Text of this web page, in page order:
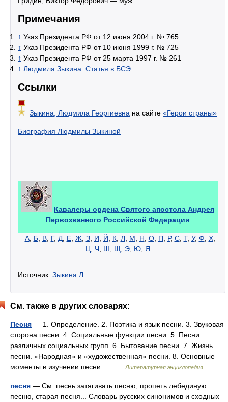
Примечания
↑ Указ Президента РФ от 12 июня 2004 г. № 765
↑ Указ Президента РФ от 10 июня 1999 г. № 725
↑ Указ Президента РФ от 25 марта 1997 г. № 261
↑ Людмила Зыкина. Статья в БСЭ
Ссылки
Зыкина, Людмила Георгиевна на сайте «Герои страны»
Биография Людмилы Зыкиной
Кавалеры ордена Святого апостола Андрея
Первозванного Российской Федерации
А, Б, В, Г, Д, Е, Ж, З, И Й К, Л М Н О, П Р, С, Т, У, Ф Х,
Ц
Ч Ш Щ Э Ю Я
Источник: Зыкина Л.
См. также в других словарях:
Песня — 1. Определение. 2. Поэтика и язык песни. 3. Звуковая
сторона песни. 4. Социальные функции песни. 5. Песни
различных социальных групп. 6. Бытование песни. 7. Жизнь
песни. «Народная» и «художественная» песни. 8. Основные
моменты в изучении песни.… …
Литературная энциклопедия
песня — См. песнь затягивать песню, пропеть лебединую
песню, старая песня... Словарь русских синонимов и сходных